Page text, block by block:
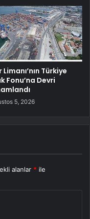
Limanı’nın Türkiye
Fonu’na Devri
5, 2026
alanlar * ile